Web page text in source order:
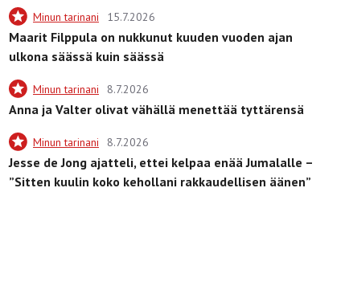
Minun tarinani 15.7.2026
Maarit Filppula on nukkunut kuuden vuoden ajan
ulkona säässä kuin säässä
Minun tarinani 8.7.2026
Anna ja Valter olivat vähällä menettää tyttärensä
Minun tarinani 8.7.2026
Jesse de Jong ajatteli, ettei kelpaa enää Jumalalle –
”Sitten kuulin koko kehollani rakkaudellisen äänen”